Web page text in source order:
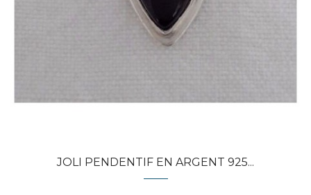
JOLI PENDENTIF EN ARGENT 925...